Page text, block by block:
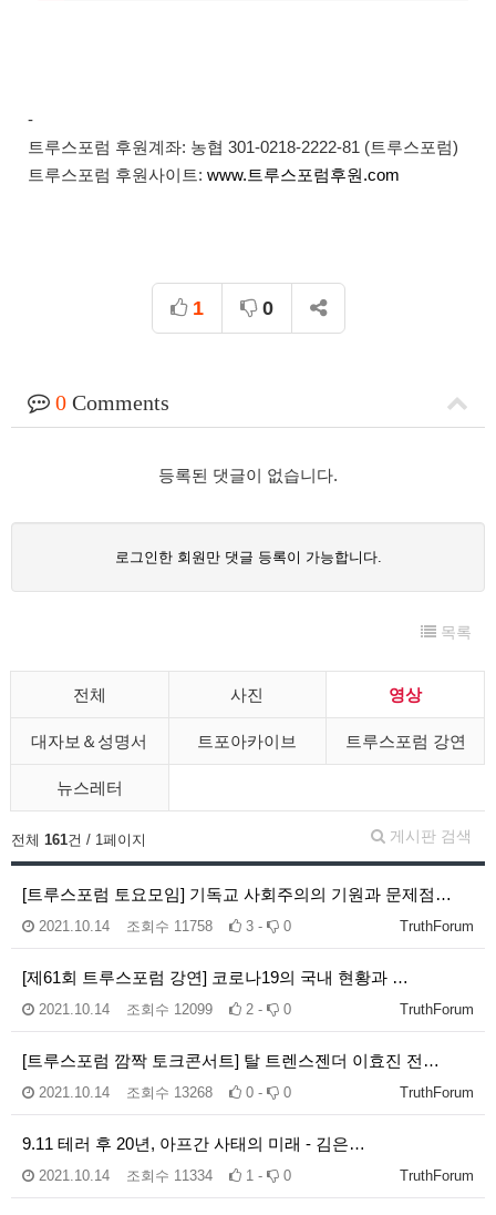
-
트루스포럼 후원계좌: 농협 301-0218-2222-81 (트루스포럼)
트루스포럼 후원사이트: www.트루스포럼후원.com
1 0
0 Comments
등록된 댓글이 없습니다.
로그인한 회원만 댓글 등록이 가능합니다.
목록
전체 사진 영상
대자보＆성명서 트포아카이브 트루스포럼 강연
뉴스레터
게시판 검색
전체 161건 / 1페이지
[트루스포럼 토요모임] 기독교 사회주의의 기원과 문제점…
TruthForum
2021.10.14 조회수 11758 3 - 0
[제61회 트루스포럼 강연] 코로나19의 국내 현황과 …
TruthForum
2021.10.14 조회수 12099 2 - 0
[트루스포럼 깜짝 토크콘서트] 탈 트렌스젠더 이효진 전…
TruthForum
2021.10.14 조회수 13268 0 - 0
9.11 테러 후 20년, 아프간 사태의 미래 - 김은…
TruthForum
2021.10.14 조회수 11334 1 - 0